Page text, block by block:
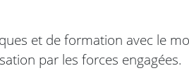
et de formation avec le
par les forces engagées.